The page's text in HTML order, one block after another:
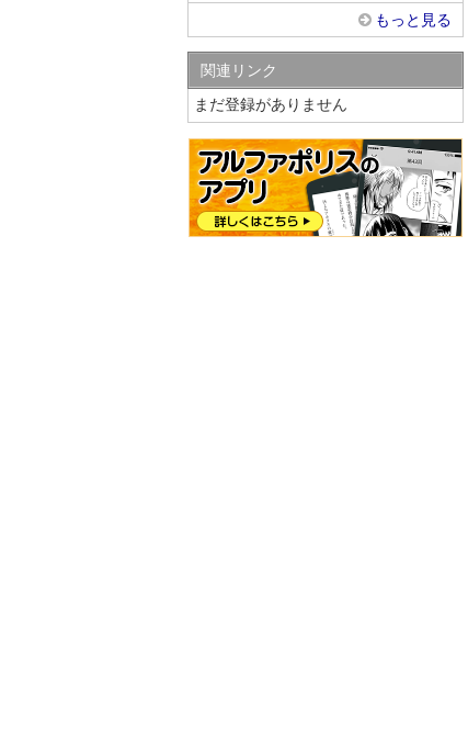
もっと見る
関連リンク
まだ登録がありません